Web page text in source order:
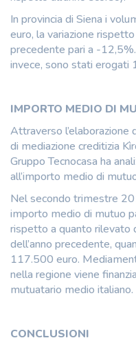
In provincia di Siena i
euro, la variazione
precedente pari a -
invece, sono stati erogati
IMPORTO MEDIO DI
Attraverso l’elaborazione
di mediazione creditizia
Gruppo Tecnocasa ha
all’importo medio di
Nel secondo trimestre
importo medio di mutuo
rispetto a quanto
dell’anno precedente,
117.500 euro.
nella regione viene
mutuatario medio italiano.
CONCLUSIONI